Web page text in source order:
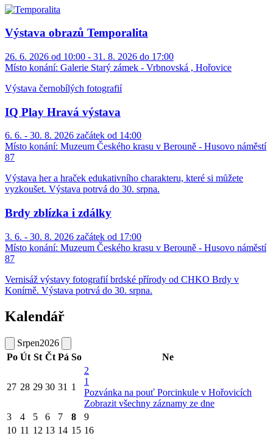
Výstava obrazů Temporalita
26. 6. 2026 od 10:00 - 31. 8. 2026 do 17:00
Místo konání: Galerie Starý zámek - Vrbnovská , Hořovice
Výstava černobílých fotografií
IQ Play Hravá výstava
6. 6. - 30. 8. 2026 začátek od 14:00
Místo konání: Muzeum Českého krasu v Berouně - Husovo náměstí
87
Výstava her a hraček edukativního charakteru, které si můžete
vyzkoušet. Výstava potrvá do 30. srpna.
Brdy zblízka i zdálky
3. 6. - 30. 8. 2026 začátek od 17:00
Místo konání: Muzeum Českého krasu v Berouně - Husovo náměstí
87
Vernisáž výstavy fotografií brdské přírody od CHKO Brdy v
Konírně. Výstava potrvá do 30. srpna.
Kalendář
Srpen2026
Po Út St Čt Pá So Ne
27 28 29 30 31 1
2
1
Pozvánka na pouť Porcinkule v Hořovicích
Zobrazit všechny záznamy ze dne
3
4 5 6 7 8
9
10 11 12 13 14 15 16